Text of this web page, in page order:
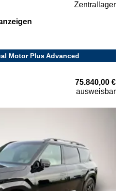
Zentrallager
Motor Plus Advanced
75.840,00 €
ausweisbar